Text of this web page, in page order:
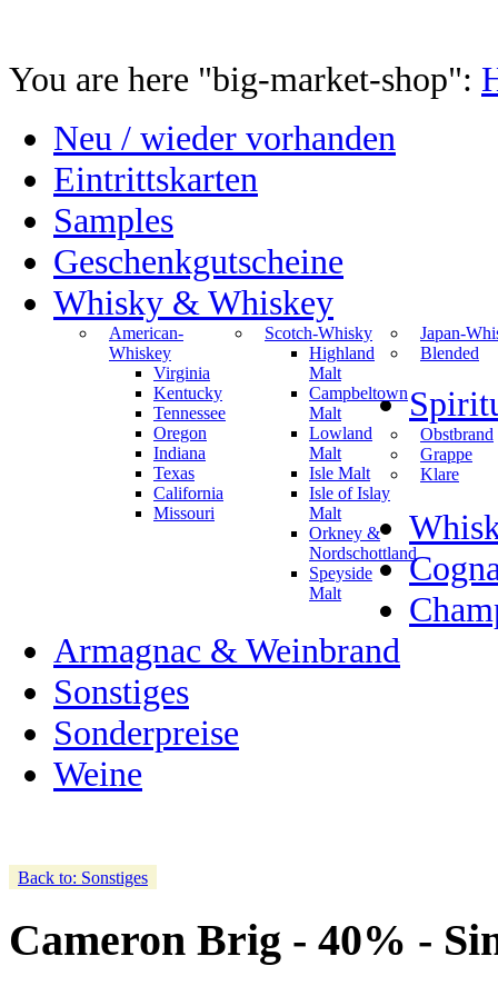
You are here "big-market-shop":
Neu / wieder vorhanden
Eintrittskarten
Samples
Geschenkgutscheine
Whisky & Whiskey
American-
Whiskey
Virginia
Kentucky
Tennessee
Oregon
Indiana
Texas
California
Missouri
Scotch-Whisky
Highland
Malt
Campbeltown
Malt
Lowland
Malt
Isle Malt
Isle of Islay
Malt
Orkney &
Nordschottland
Speyside
Malt
Japan-
Blended
Obstbrand
Grappe
Klare
Armagnac & Weinbrand
Sonstiges
Sonderpreise
Weine
Back to: Sonstiges
Cameron Brig - 40% -